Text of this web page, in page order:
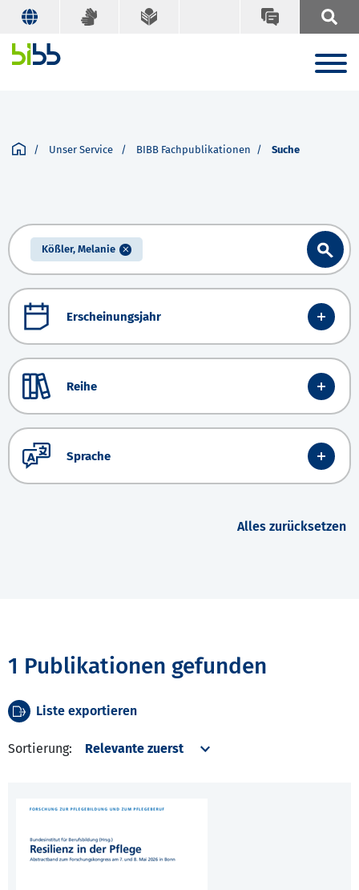
Unser Service BIBB Fachpublikationen Suche
Kößler, Melanie
Erscheinungsjahr
Reihe
Sprache
Alles zurücksetzen
1 Publikationen gefunden
Liste exportieren
Sortierung: